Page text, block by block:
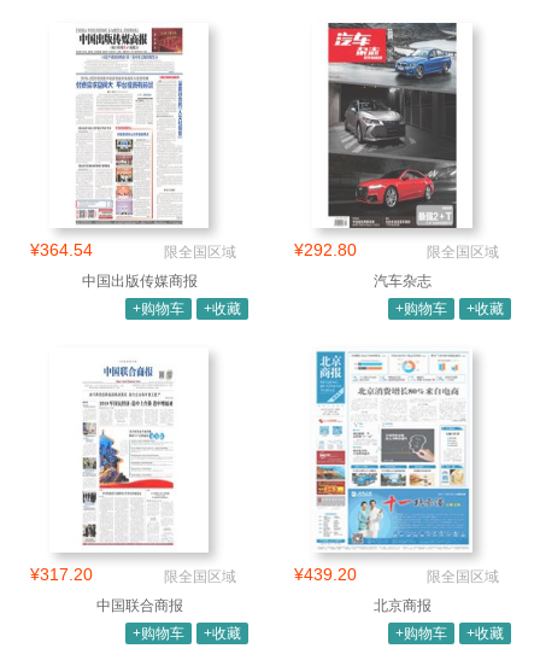
¥364.54
限全国区域
中国出版传媒商报
+购物车
+收藏
¥292.80
限全国区域
汽车杂志
+购物车
+收藏
¥317.20
限全国区域
中国联合商报
+购物车
+收藏
¥439.20
限全国区域
北京商报
+购物车
+收藏